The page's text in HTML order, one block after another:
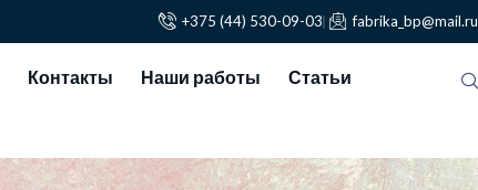
+375 (44) 530-09-03 fabrika_bp@mail.ru
Контакты Наши работы Статьи